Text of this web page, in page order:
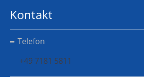
Kontakt
Telefon
+49 7181 5811